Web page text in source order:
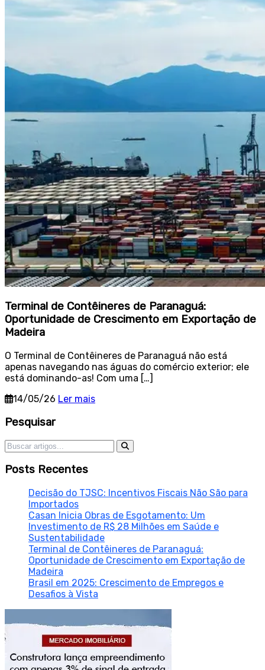
Terminal de Contêineres de Paranaguá:
Oportunidade de Crescimento em Exportação de
Madeira
O Terminal de Contêineres de Paranaguá não está
apenas navegando nas águas do comércio exterior; ele
está dominando-as! Com uma […]
14/05/26 Ler mais
Sidebar
Pesquisar
Pesquisar por:
Posts Recentes
Decisão do TJSC: Incentivos Fiscais Não São para
Importados
Casan Inicia Obras de Esgotamento: Um
Investimento de R$ 28 Milhões em Saúde e
Sustentabilidade
Terminal de Contêineres de Paranaguá:
Oportunidade de Crescimento em Exportação de
Madeira
Brasil em 2025: Crescimento de Empregos e
Desafios à Vista